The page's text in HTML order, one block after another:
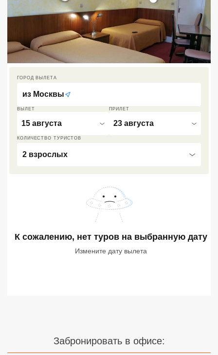
ВЫЛЕТ
15 августа
ПРИЛЕТ
23 августа
КОЛИЧЕСТВО ТУРИСТОВ
2 взрослых
ГОРОД ВЫЛЕТА
из Москвы
К сожалению, нет туров на выбранную дату
Измените дату вылета
Забронировать в офисе:
Южный Гоа
Абхазия
Кав Мин Воды
Экскурсионные туры
VIP отели 5 звезд
Лучшие отели 4* звезды
звезды
Лучшие отели 3* звезды
Сетевые отели ОАЭ